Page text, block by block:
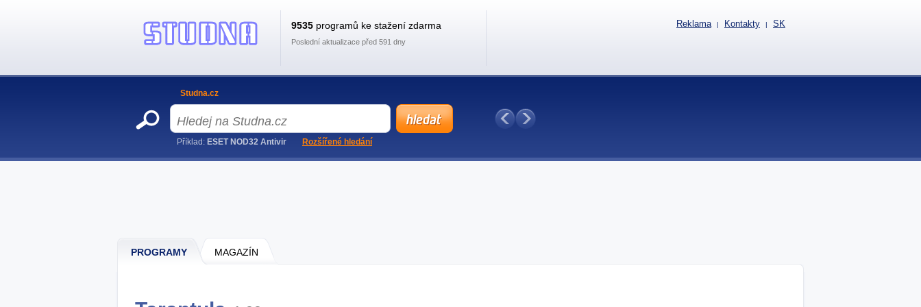
PROGRAMY MAGAZÍN
9535 programů ke stažení zdarma
Poslední aktualizace před 591 dny
Reklama | Kontakty | SK
Studna.cz
Příklad: ESET NOD32 Antivir Rozšířené hledání